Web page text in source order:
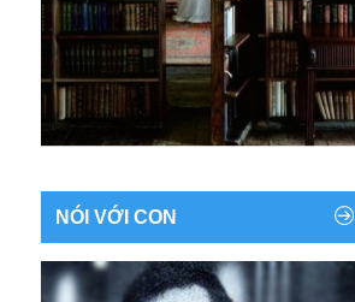
NÓI VỚI CON